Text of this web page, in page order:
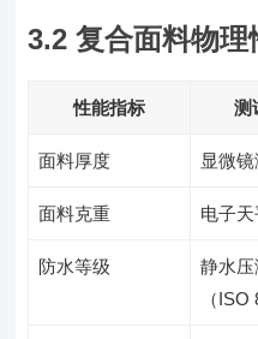
3.2 复合面料物理
性能指标 测
面料厚度 显微
面料克重 电子
防水等级
静水
（ISO